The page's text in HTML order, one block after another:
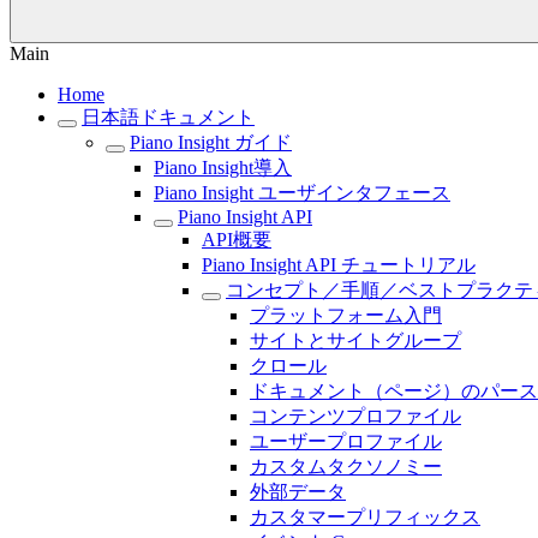
Main
Home
日本語ドキュメント
Piano Insight ガイド
Piano Insight導入
Piano Insight ユーザインタフェース
Piano Insight API
API概要
Piano Insight API チュートリアル
コンセプト／手順／ベストプラクテ
プラットフォーム入門
サイトとサイトグループ
クロール
ドキュメント（ページ）のパース
コンテンツプロファイル
ユーザープロファイル
カスタムタクソノミー
外部データ
カスタマープリフィックス